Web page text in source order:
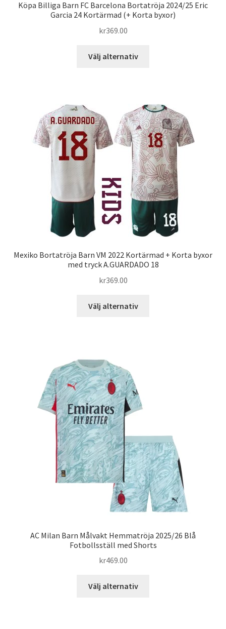
Köpa Billiga Barn FC Barcelona Bortatröja 2024/25 Eric
Garcia 24 Kortärmad (+ Korta byxor)
kr369.00
Välj alternativ
varianter.
De
olika
alternativen
kan
väljas
på
produktsidan
Mexiko Bortatröja Barn VM 2022 Kortärmad + Korta byxor
med tryck A.GUARDADO 18
kr369.00
Välj alternativ
på
produktsidan
AC Milan Barn Målvakt Hemmatröja 2025/26 Blå
Fotbollsställ med Shorts
kr469.00
Välj alternativ